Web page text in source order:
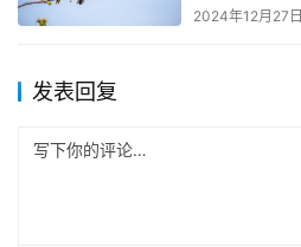
2024年12月27日
发表回复